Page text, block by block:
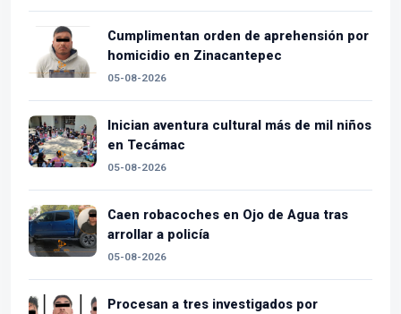
Cumplimentan orden de aprehensión por
homicidio en Zinacantepec
05-08-2026
Inician aventura cultural más de mil niños
en Tecámac
05-08-2026
Caen robacoches en Ojo de Agua tras
arrollar a policía
05-08-2026
Procesan a tres investigados por